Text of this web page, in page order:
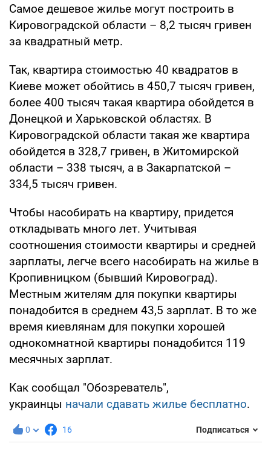
Самое дешевое жилье могут построить в
Кировоградской области – 8,2 тысяч гривен
за квадратный метр.
Так, квартира стоимостью 40 квадратов в
Киеве может обойтись в 450,7 тысяч гривен,
более 400 тысяч такая квартира обойдется в
Донецкой и Харьковской областях. В
Кировоградской области такая же квартира
обойдется в 328,7 гривен, в Житомирской
области – 338 тысяч, а в Закарпатской –
334,5 тысяч гривен.
Чтобы насобирать на квартиру, придется
откладывать много лет. Учитывая
соотношения стоимости квартиры и средней
зарплаты, легче всего насобирать на жилье в
Кропивницком (бывший Кировоград).
Местным жителям для покупки квартиры
понадобится в среднем 43,5 зарплат. В то же
время киевлянам для покупки хорошей
однокомнатной квартиры понадобится 119
месячных зарплат.
Как сообщал "Обозреватель",
украинцы начали сдавать жилье бесплатно.
0 16 Подписаться